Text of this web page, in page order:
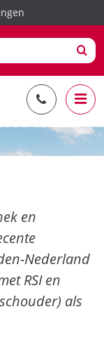
arm,
werk
en
Nederland
RSI en
als